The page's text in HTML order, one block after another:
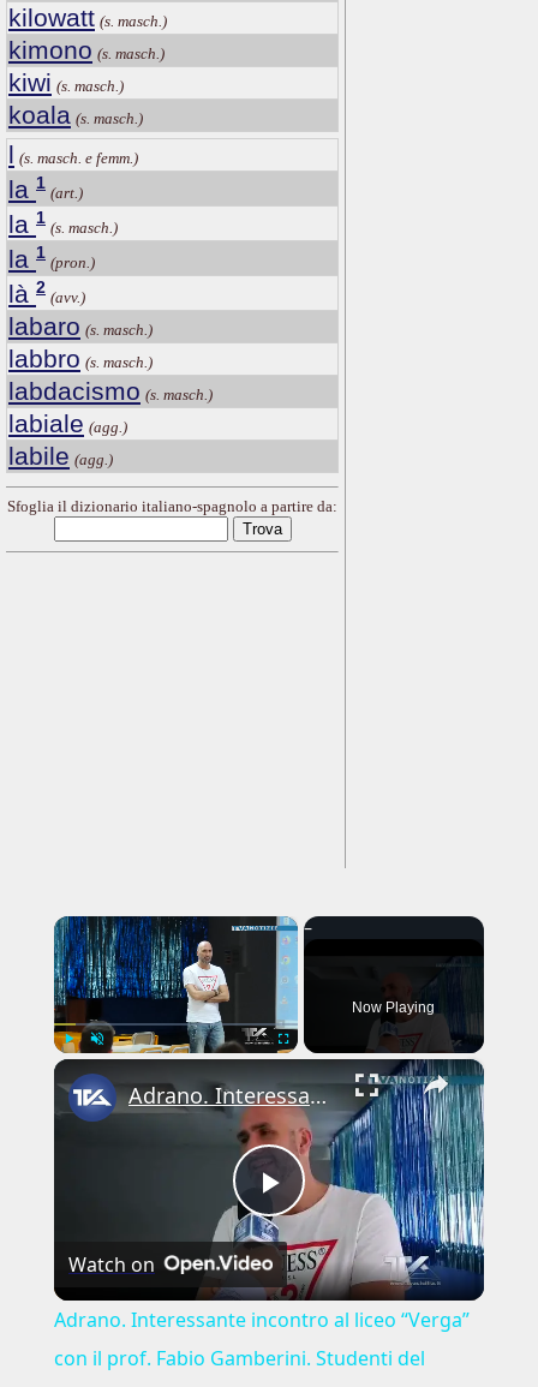
kilowatt (s. masch.)
kimono (s. masch.)
kiwi (s. masch.)
koala (s. masch.)
l (s. masch. e femm.)
la 1
(art.)
la 1
(s. masch.)
la 1
(pron.)
là 2
(avv.)
labaro (s. masch.)
labbro (s. masch.)
labdacismo (s. masch.)
labiale (agg.)
labile (agg.)
Sfoglia il dizionario italiano-spagnolo a partire da:
×
Now Playing
×
Play
Video
Adrano. Interessante incontro al liceo “Verga” con il prof. Fabio Gamberini. Studenti del Linguistic
Watch on
Adrano. Interessante incontro al liceo “Verga”
con il prof. Fabio Gamberini. Studenti del